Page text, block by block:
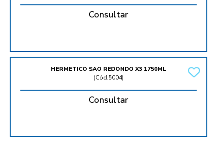
Consultar
HERMETICO SAO REDONDO X3 1750ML
(Cód.5004)
Consultar